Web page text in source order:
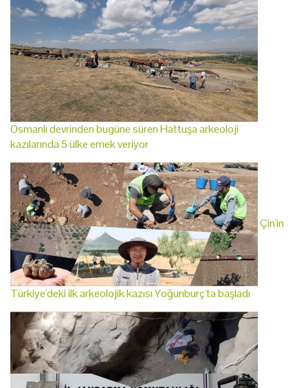
Osmanlı devrinden bugüne süren Hattuşa arkeoloji
kazılarında 5 ülke emek veriyor
Çin'in
Türkiye'deki ilk arkeolojik kazısı Yoğunburç'ta başladı